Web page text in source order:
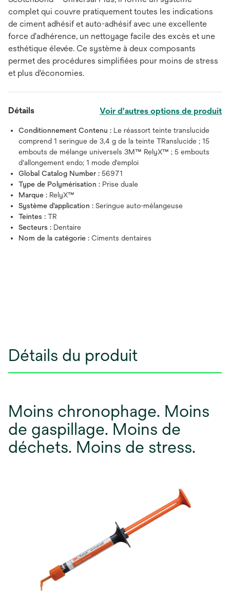
complet qui couvre pratiquement toutes les indications
de ciment adhésif et auto-adhésif avec une excellente
force d'adhérence, un nettoyage facile des excès et une
esthétique élevée. Ce système à deux composants
permet des procédures simplifiées pour moins de stress
et plus d'économies.
Détails Voir d'autres options de produit
Conditionnement Contenu : Le réassort teinte translucide
comprend 1 seringue de 3,4 g de la teinte TRanslucide ; 15
embouts de mélange universels 3M™ RelyX™ ; 5 embouts
d'allongement endo; 1 mode d'emploi
Global Catalog Number : 56971
Type de Polymérisation : Prise duale
Marque : RelyX™
Système d’application : Seringue auto-mélangeuse
Teintes : TR
Secteurs : Dentaire
Nom de la catégorie : Ciments dentaires
Détails du produit
Moins chronophage. Moins
de gaspillage. Moins de
déchets. Moins de stress.